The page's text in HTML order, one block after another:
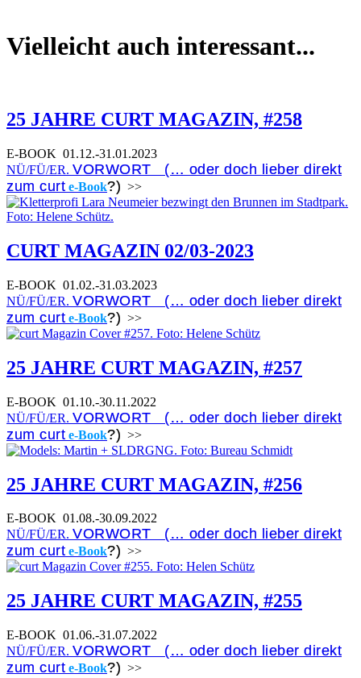
Vielleicht auch interessant...
25 JAHRE CURT MAGAZIN, #258
E-BOOK 01.12.-31.01.2023
NÜ/FÜ/ER. VORWORT (… oder doch lieber direkt
zum curt e-Book?) >>
CURT MAGAZIN 02/03-2023
E-BOOK 01.02.-31.03.2023
NÜ/FÜ/ER. VORWORT (… oder doch lieber direkt
zum curt e-Book?) >>
25 JAHRE CURT MAGAZIN, #257
E-BOOK 01.10.-30.11.2022
NÜ/FÜ/ER. VORWORT (… oder doch lieber direkt
zum curt e-Book?) >>
25 JAHRE CURT MAGAZIN, #256
E-BOOK 01.08.-30.09.2022
NÜ/FÜ/ER. VORWORT (… oder doch lieber direkt
zum curt e-Book?) >>
25 JAHRE CURT MAGAZIN, #255
E-BOOK 01.06.-31.07.2022
NÜ/FÜ/ER. VORWORT (… oder doch lieber direkt
zum curt e-Book?) >>